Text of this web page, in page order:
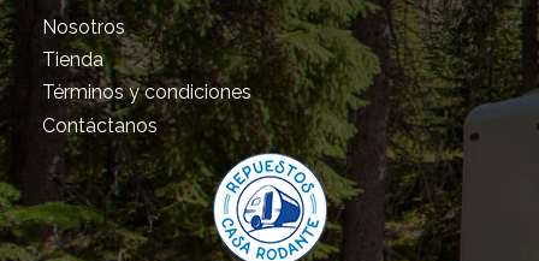
Nosotros
Tienda
Términos y condiciones
Contáctanos